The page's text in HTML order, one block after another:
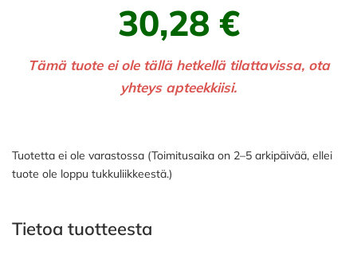
30,28 €
Tämä tuote ei ole tällä hetkellä tilattavissa, ota
yhteys apteekkiisi.
Tuotetta ei ole varastossa (Toimitusaika on 2–5 arkipäivää, ellei
tuote ole loppu tukkuliikkeestä.)
Tietoa tuotteesta